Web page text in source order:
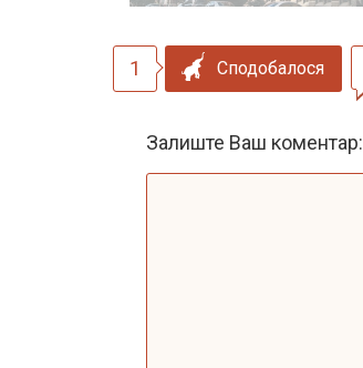
1 Сподобалося
Залиште Ваш коментар: